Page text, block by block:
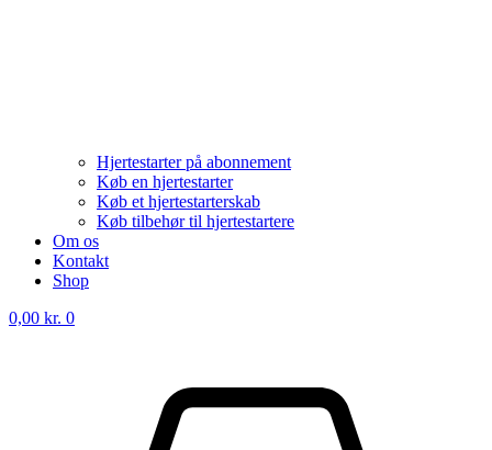
Hjertestarter på abonnement
Køb en hjertestarter
Køb et hjertestarterskab
Køb tilbehør til hjertestartere
Om os
Kontakt
Shop
0,00 kr. 0